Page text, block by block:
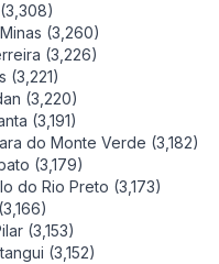
(3,260)
(3,226)
(3,221)
(3,220)
(3,191)
do Monte Verde (3,182)
(3,179)
do Rio Preto (3,173)
(3,153)
(3,152)